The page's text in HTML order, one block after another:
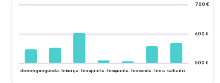
500 €
600 €
700 €
domingosegunda-feiraterça-feiraquarta-feiraquinta-feirasexta-feira sábado